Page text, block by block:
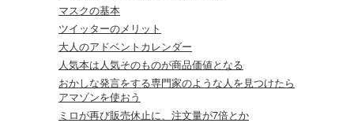
マスクの基本
ツイッターのメリット
大人のアドベントカレンダー
人気本は人気そのものが商品価値となる
おかしな発言をする専門家のような人を見つけたら
アマゾンを使おう
ミロが再び販売休止に、注文量が7倍とか